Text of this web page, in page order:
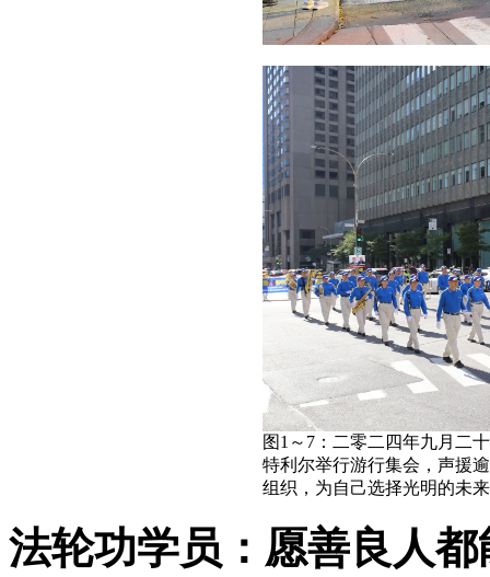
图1～7：二零二四年九月二
特利尔举行游行集会，声援
组织，为自己选择光明的未
法轮功学员：愿善良人